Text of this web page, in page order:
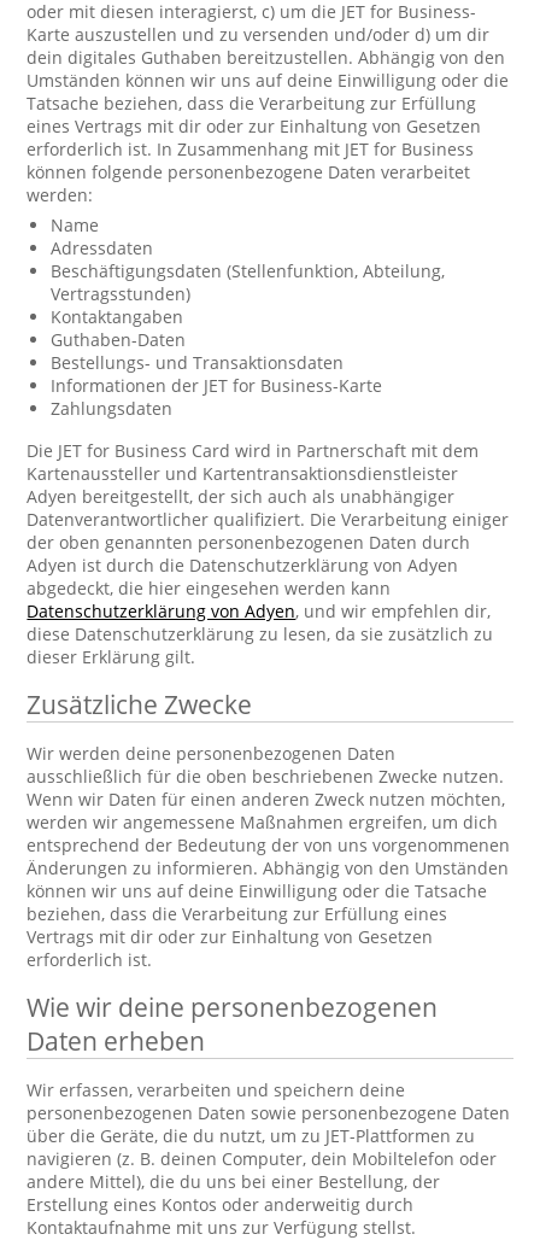
oder mit diesen interagierst, c) um die JET for Business-
Karte auszustellen und zu versenden und/oder d) um dir
dein digitales Guthaben bereitzustellen. Abhängig von den
Umständen können wir uns auf deine Einwilligung oder die
Tatsache beziehen, dass die Verarbeitung zur Erfüllung
eines Vertrags mit dir oder zur Einhaltung von Gesetzen
erforderlich ist. In Zusammenhang mit JET for Business
können folgende personenbezogene Daten verarbeitet
werden:
Name
Adressdaten
Beschäftigungsdaten (Stellenfunktion, Abteilung,
Vertragsstunden)
Kontaktangaben
Guthaben-Daten
Bestellungs- und Transaktionsdaten
Informationen der JET for Business-Karte
Zahlungsdaten
Die JET for Business Card wird in Partnerschaft mit dem
Kartenaussteller und Kartentransaktionsdienstleister
Adyen bereitgestellt, der sich auch als unabhängiger
Datenverantwortlicher qualifiziert. Die Verarbeitung einiger
der oben genannten personenbezogenen Daten durch
Adyen ist durch die Datenschutzerklärung von Adyen
abgedeckt, die hier eingesehen werden kann
Datenschutzerklärung von Adyen, und wir empfehlen dir,
diese Datenschutzerklärung zu lesen, da sie zusätzlich zu
dieser Erklärung gilt.
Zusätzliche Zwecke
Wir werden deine personenbezogenen Daten
ausschließlich für die oben beschriebenen Zwecke nutzen.
Wenn wir Daten für einen anderen Zweck nutzen möchten,
werden wir angemessene Maßnahmen ergreifen, um dich
entsprechend der Bedeutung der von uns vorgenommenen
Änderungen zu informieren. Abhängig von den Umständen
können wir uns auf deine Einwilligung oder die Tatsache
beziehen, dass die Verarbeitung zur Erfüllung eines
Vertrags mit dir oder zur Einhaltung von Gesetzen
erforderlich ist.
Wie wir deine personenbezogenen
Daten erheben
Wir erfassen, verarbeiten und speichern deine
personenbezogenen Daten sowie personenbezogene Daten
über die Geräte, die du nutzt, um zu JET-Plattformen zu
navigieren (z. B. deinen Computer, dein Mobiltelefon oder
andere Mittel), die du uns bei einer Bestellung, der
Erstellung eines Kontos oder anderweitig durch
Kontaktaufnahme mit uns zur Verfügung stellst.